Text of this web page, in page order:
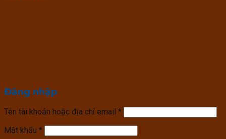
Đăng nhập
Tên tài khoản hoặc địa chỉ email *
Mật khẩu *